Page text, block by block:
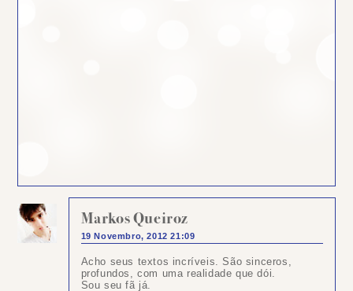
Markos Queiroz
19 Novembro, 2012 21:09
Acho seus textos incríveis. São sinceros,
profundos, com uma realidade que dói.
Sou seu fã já.